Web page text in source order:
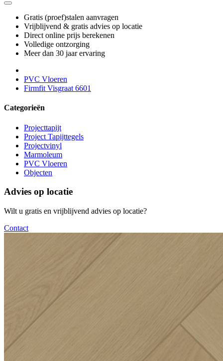
Gratis (proef)stalen aanvragen
Vrijblijvend & gratis advies op locatie
Direct online prijs berekenen
Volledige ontzorging
Meer dan 30 jaar ervaring
PVC Vloeren
Firmfit Visgraat 6601
Categorieën
Projecttapijt
Project Tapijttegels
Projectvinyl
Marmoleum
PVC Vloeren
Objecten
Advies op locatie
Wilt u gratis en vrijblijvend advies op locatie?
Contact